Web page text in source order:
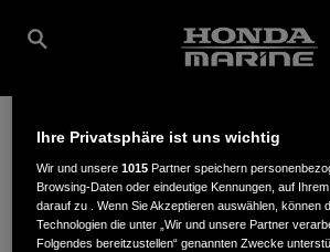
JOSEF REICH
Ihre Privatsphäre ist uns wichtig
Wir und unsere1015 Partner speichern
Browsing-Daten oder eindeutige Kennungen, auf
darauf zu . Wenn Sie Akzeptieren auswählen, können
Technologien die unter „Wir und unsere Partner
Folgendes bereitzustellen“ genannten Zwecke